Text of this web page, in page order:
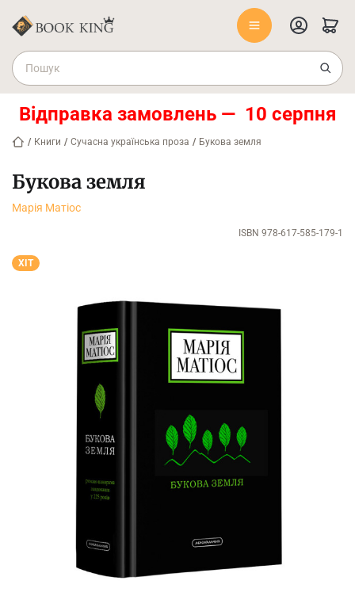
Відправка замовлень — 10 серпня
/ Книги / Сучасна українська проза / Букова земля
Букова земля
Марія Матіос
ISBN 978-617-585-179-1
ХІТ